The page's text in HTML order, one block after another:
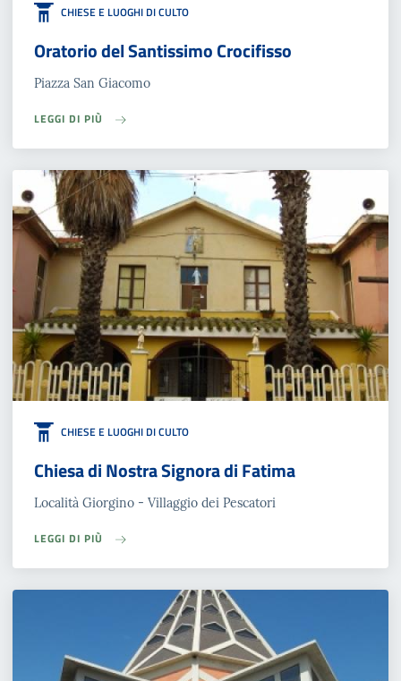
CHIESE E LUOGHI DI CULTO
Oratorio del Santissimo Crocifisso
Piazza San Giacomo
LEGGI DI PIÙ
CHIESE E LUOGHI DI CULTO
Chiesa di Nostra Signora di Fatima
Località Giorgino - Villaggio dei Pescatori
LEGGI DI PIÙ